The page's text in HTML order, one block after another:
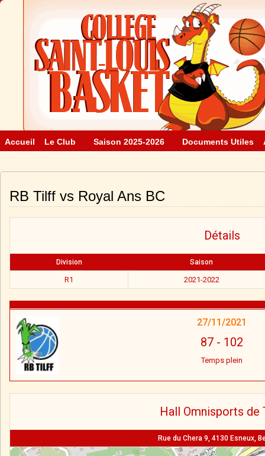
Accueil Le Club Saison 2025-2026 Documents Utiles
RB Tilff vs Royal Ans BC
Détails
Division Saison
R1 2021-2022
27/11/2021
87 - 102
Temps plein
Hall Omnisports de
Rue du Chera 9, 4130 Esneux,